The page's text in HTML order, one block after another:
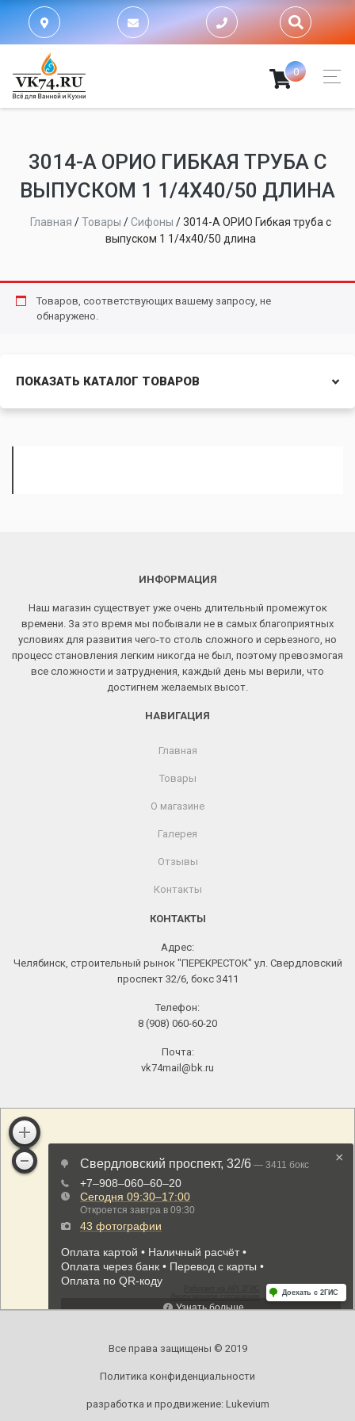
0
3014-А ОРИО ГИБКАЯ ТРУБА С
ВЫПУСКОМ 1 1/4Х40/50 ДЛИНА
Главная /Товары /Сифоны /3014-А ОРИО Гибкая труба с
выпуском 1 1/4х40/50 длина
Товаров, соответствующих вашему запросу, не
обнаружено.
ПОКАЗАТЬ КАТАЛОГ ТОВАРОВ
ИНФОРМАЦИЯ
Наш магазин существует уже очень длительный промежуток
времени. За это время мы побывали не в самых благоприятных
условиях для развития чего-то столь сложного и серьезного, но
процесс становления легким никогда не был, поэтому превозмогая
все сложности и затруднения, каждый день мы верили, что
достигнем желаемых высот.
НАВИГАЦИЯ
Главная
Товары
О магазине
Галерея
Отзывы
Контакты
КОНТАКТЫ
Адрес:
Челябинск, строительный рынок "ПЕРЕКРЕСТОК" ул. Свердловский
проспект 32/6, бокс 3411
Телефон:
8 (908) 060-60-20
Почта:
vk74mail@bk.ru
Все права защищены © 2019
Политика конфиденциальности
разработка и продвижение: Lukevium